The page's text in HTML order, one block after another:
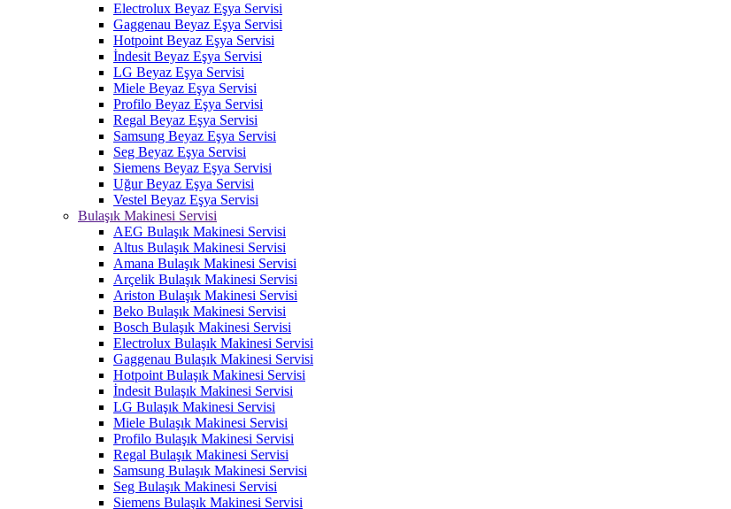
Electrolux Beyaz Eşya Servisi
Gaggenau Beyaz Eşya Servisi
Hotpoint Beyaz Eşya Servisi
İndesit Beyaz Eşya Servisi
LG Beyaz Eşya Servisi
Miele Beyaz Eşya Servisi
Profilo Beyaz Eşya Servisi
Regal Beyaz Eşya Servisi
Samsung Beyaz Eşya Servisi
Seg Beyaz Eşya Servisi
Siemens Beyaz Eşya Servisi
Uğur Beyaz Eşya Servisi
Vestel Beyaz Eşya Servisi
Bulaşık Makinesi Servisi
AEG Bulaşık Makinesi Servisi
Altus Bulaşık Makinesi Servisi
Amana Bulaşık Makinesi Servisi
Arçelik Bulaşık Makinesi Servisi
Ariston Bulaşık Makinesi Servisi
Beko Bulaşık Makinesi Servisi
Bosch Bulaşık Makinesi Servisi
Electrolux Bulaşık Makinesi Servisi
Gaggenau Bulaşık Makinesi Servisi
Hotpoint Bulaşık Makinesi Servisi
İndesit Bulaşık Makinesi Servisi
LG Bulaşık Makinesi Servisi
Miele Bulaşık Makinesi Servisi
Profilo Bulaşık Makinesi Servisi
Regal Bulaşık Makinesi Servisi
Samsung Bulaşık Makinesi Servisi
Seg Bulaşık Makinesi Servisi
Siemens Bulaşık Makinesi Servisi